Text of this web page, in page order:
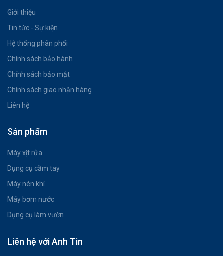
Giới thiệu
Tin tức - Sự kiện
Hệ thống phân phối
Chính sách bảo hành
Chính sách bảo mật
Chính sách giao nhận hàng
Liên hệ
Sản phẩm
Máy xịt rửa
Dụng cụ cầm tay
Máy nén khí
Máy bơm nước
Dụng cụ làm vườn
Liên hệ với Anh Tin